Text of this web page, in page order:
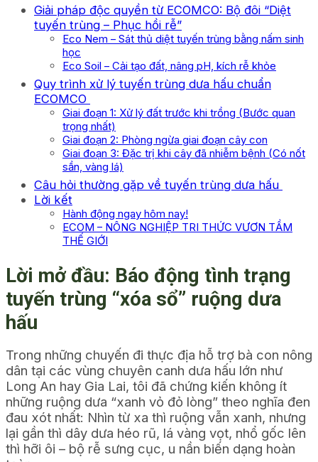
Giải pháp độc quyền từ ECOMCO: Bộ đôi “Diệt
tuyến trùng – Phục hồi rễ”
Eco Nem – Sát thủ diệt tuyến trùng bằng nấm sinh
học
Eco Soil – Cải tạo đất, nâng pH, kích rễ khỏe
Quy trình xử lý tuyến trùng dưa hấu chuẩn
ECOMCO
Giai đoạn 1: Xử lý đất trước khi trồng (Bước quan
trọng nhất)
Giai đoạn 2: Phòng ngừa giai đoạn cây con
Giai đoạn 3: Đặc trị khi cây đã nhiễm bệnh (Có nốt
sần, vàng lá)
Câu hỏi thường gặp về tuyến trùng dưa hấu
Lời kết
Hành động ngay hôm nay!
ECOM – NÔNG NGHIỆP TRI THỨC VƯƠN TẦM
THẾ GIỚI
Lời mở đầu: Báo động tình trạng
tuyến trùng “xóa sổ” ruộng dưa
hấu
Trong những chuyến đi thực địa hỗ trợ bà con nông
dân tại các vùng chuyên canh dưa hấu lớn như
Long An hay Gia Lai, tôi đã chứng kiến không ít
những ruộng dưa “xanh vỏ đỏ lòng” theo nghĩa đen
đau xót nhất: Nhìn từ xa thì ruộng vẫn xanh, nhưng
lại gần thì dây dưa héo rũ, lá vàng vọt, nhổ gốc lên
thì hỡi ôi – bộ rễ sưng cục, u nần biến dạng hoàn